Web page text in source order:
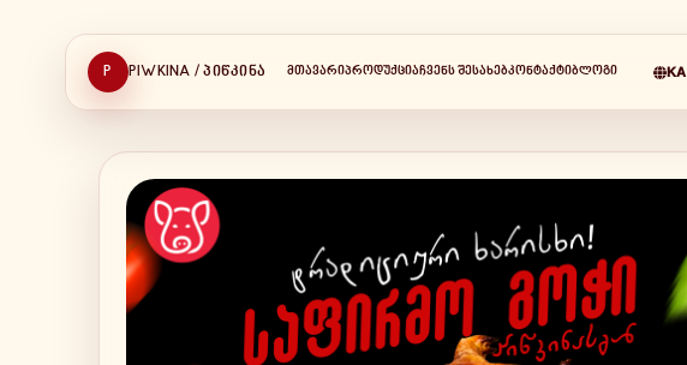
P PIWKINA / ᲞᲘᲬᲙᲘᲜᲐ ᲛᲗᲐᲕᲐᲠᲘᲞᲠᲝᲓᲣᲥᲪᲘᲐᲩᲕᲔᲜᲡ ᲨᲔᲡᲐᲮᲔᲑᲙᲝᲜᲢᲐᲥᲢᲘᲑᲚᲝᲒᲘ KA